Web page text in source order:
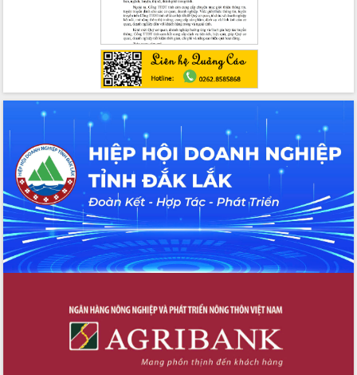
Khởi công xây dựng Trường Phổ thông
nội trú liên cấp tiểu học và THCS xã Ia
Phó Thủ tướng Chính phủ Mai Văn
Chính chia sẻ, động viên người dân
chịu ảnh hưởng nặng từ bão số 13
Chủ tịch UBND tỉnh kiểm tra công tác
phòng, chống bão số 13 tại các địa
bàn xung yếu
Tập trung đẩy nhanh giải ngân nguồn
vốn các chương trình mục tiêu quốc
gia
Xã Ea H'leo giữ vững và nâng cao chất
lượng các tiêu chí nông thôn mới
Công bố quyết định của Ban Thường
Nâng cao trách nhiệm người đứng
đầu, phát huy tinh thần chủ động,
sáng tạo để đảm bảo tiến độ giải ngân
vốn đầu tư công năm 2025